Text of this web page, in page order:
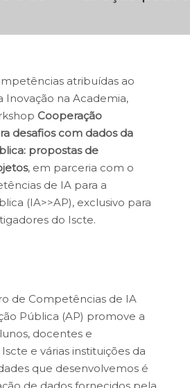
atribuídas ao
Inovação na Academia,
Cooperação
desafios com dados da
propostas de
, em parceria com o
de IA para a
(IA>>AP), exclusivo para
do Iscte.
de Competências de IA
Pública (AP) promove a
docentes e
e várias instituições da
que desenvolvemos é